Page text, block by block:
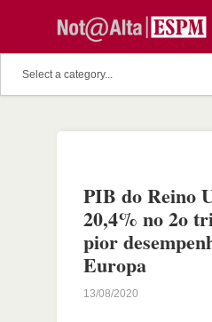
PIB do Reino
20,4% no 2o
pior
Europa
13/08/2020